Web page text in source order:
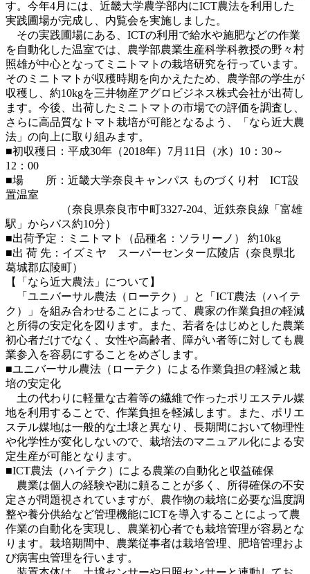
す。今年4月には、近畿大学農学部内にICT農法を利用した
実践圃場が完成し、内覧会を実施しました。
その実践圃場にある、ICTの利用で給水や施肥などの作業
を自動化した温室では、農学部農業生産科学科教授の野々村
照雄が中心となってミニトマトの栽培研究を行っています。
そのミニトマトが収穫時期を向かえたため、農学部の学生が
収穫し、約10kgを三井物産アグロビジネス株式会社が出荷し
ます。今後、出荷したミニトマトの市場での評価を調査し、
さらに高品質なトマト栽培が可能となるよう、「なら近大農
法」の向上に取り組みます。
■初収穫日：平成30年（2018年）7月11日（水）10：30～
12：00
■場 所：近畿大学奈良キャンパス ものづくり村 ICT設
置温室
（奈良県奈良市中町3327-204、近鉄奈良線「富雄
駅」からバス約10分）
■出荷予定：ミニトマト（品種名：ソラリーノ） 約10kg
■出 荷 先：イズミヤ スーパーセンター広陵店（奈良県北
葛城郡広陵町）
【「なら近大農法」について】
「ユニバーサル農法（ローテク）」と「ICT農法（ハイテ
ク）」を組み合わせることによって、農家の作業負担の軽減
と所得の安定化を図ります。また、若者をはじめとした農業
初心者だけでなく、女性や高齢者、障がい者等に対しても農
業参入を容易にすることをめざします。
■ユニバーサル農法（ローテク）による作業負担の軽減と栽
培の安定化
土の代わりに軽量な古着等の繊維で作ったポリエステル媒
地を利用することで、作業負担を軽減します。また、ポリエ
ステル媒地は一般的な土壌と異なり、長期間において物理性
や化学性が変化しないので、栽培法のマニュアル化による安
定生産が可能となります。
■ICT農法（ハイテク）による農業の自動化と収益確保
農業は個人の経験や勘に頼ることが多く、所得確保の不安
定さが問題視されていますが、農作物の栽培に必要な温度調
整や養分供給など管理機能にICTを導入することによって農
作業の自動化を実現し、農業初心者でも栽培管理が容易とな
ります。栽培期間中、農業従事者は栽培管理、肥培管理およ
び病害虫管理を行います。